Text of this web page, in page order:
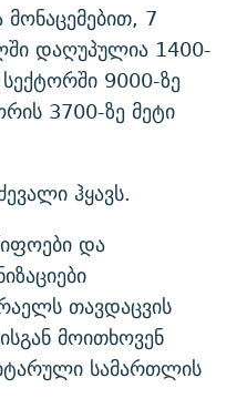
7
დაღუპულია 1400-
9000-ზე
3700-ზე მეტი
ჰყავს.
და
თავდაცვის
მოითხოვენ
სამართლის